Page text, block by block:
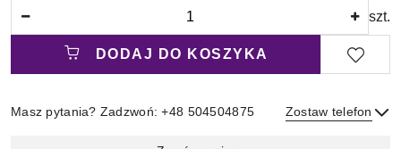
szt.
DODAJ DO KOSZYKA
Masz pytania? Zadzwoń: +48 504504875 Zostaw telefon